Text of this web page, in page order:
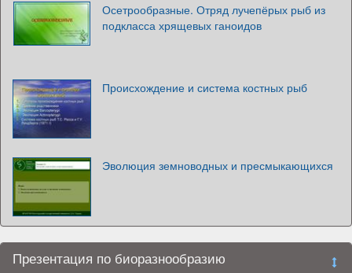
Осетрообразные. Отряд лучепёрых рыб из
подкласса хрящевых ганоидов
Происхождение и система костных рыб
Эволюция земноводных и пресмыкающихся
Презентация по биоразнообразию